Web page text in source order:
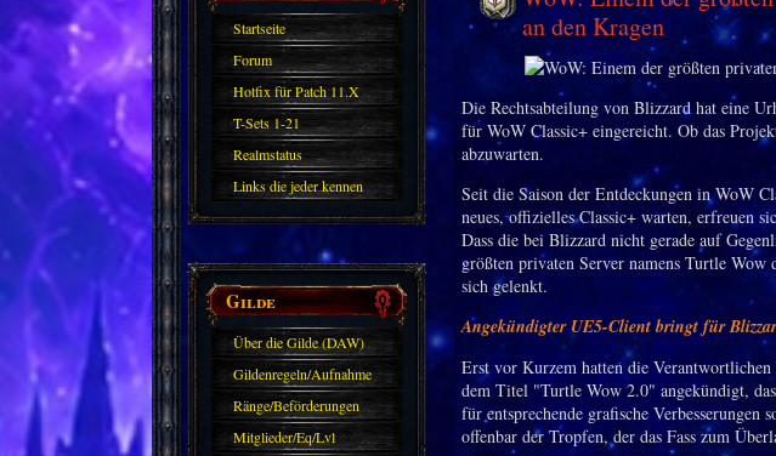
Startseite
Forum
Hotfix für Patch 11.X
T-Sets 1-21
Realmstatus
Links die jeder kennen
sollte?! Oder nicht?
Gilde
Über die Gilde (DAW)
Gildenregeln/Aufnahme
Ränge/Beförderungen
Mitglieder/Eq/Lvl
an den Kragen
Die Rechtsabteilung von Blizzard hat eine
für WoW Classic+ eingereicht. Ob das
abzuwarten.
Seit die Saison der Entdeckungen in WoW
neues, offizielles Classic+ warten, erfreuen
Dass die bei Blizzard nicht gerade auf
größten privaten Server namens Turtle
sich gelenkt.
Angekündigter UE5-Client bringt für
Erst vor Kurzem hatten die
dem Titel "Turtle Wow 2.0" angekündigt,
für entsprechende grafische
offenbar der Tropfen, der das Fass zum